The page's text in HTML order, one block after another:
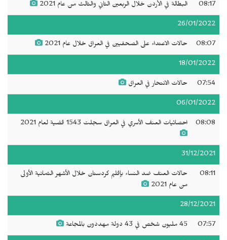
08:17 البطالة في الأردن خلال الربعين الثاني والثالث من عام 2021
26/01/2022
08:07 حالات الاعتداء على الصحفيين في العراق خلال عام 2021
18/01/2022
07:54 حالات الانتحار في العراق
06/01/2022
08:08 احصائيات العنف الأسري في العراق سجلت 1543 قضية لعام 2021
31/12/2021
08:11
حالات العنف ضد النساء بإقليم كردستان خلال الأشهر الثمانية الأولى
من عام 2021
28/12/2021
07:57 45 مليون شخص في 43 دولة مهددون بالمجاعة